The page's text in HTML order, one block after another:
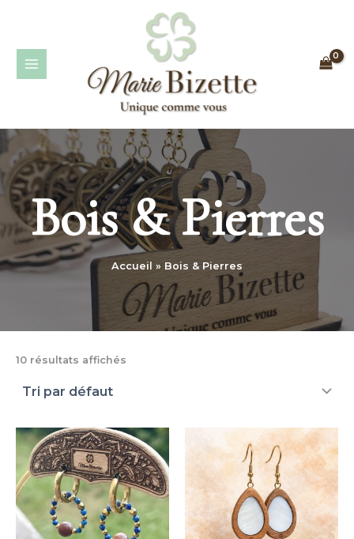
Bois & Pierres
Accueil Bois & Pierres
10 résultats affichés